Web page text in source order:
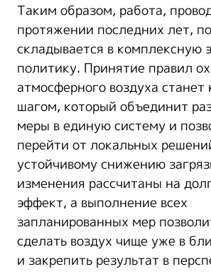
Таким образом, работа,
протяжении последних лет,
складывается в комплексную
политику. Принятие правил
атмосферного воздуха
шагом, который объединит
меры в единую систему и
перейти от локальных
устойчивому снижению
изменения рассчитаны на
эффект, а выполнение всех
запланированных мер
сделать воздух чище уже в
и закрепить результат в